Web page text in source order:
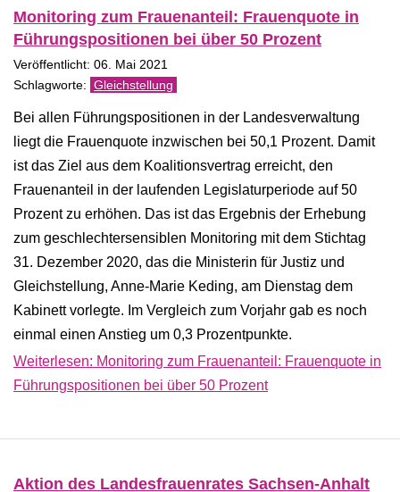
Monitoring zum Frauenanteil: Frauenquote in
Führungspositionen bei über 50 Prozent
Veröffentlicht: 06. Mai 2021
Gleichstellung
Bei allen Führungspositionen in der Landesverwaltung
liegt die Frauenquote inzwischen bei 50,1 Prozent. Damit
ist das Ziel aus dem Koalitionsvertrag erreicht, den
Frauenanteil in der laufenden Legislaturperiode auf 50
Prozent zu erhöhen. Das ist das Ergebnis der Erhebung
zum geschlechtersensiblen Monitoring mit dem Stichtag
31. Dezember 2020, das die Ministerin für Justiz und
Gleichstellung, Anne-​Marie Keding, am Dienstag dem
Kabinett vorlegte. Im Vergleich zum Vorjahr gab es noch
einmal einen Anstieg um 0,3 Prozentpunkte.
Weiterlesen: Monitoring zum Frauenanteil: Frauenquote in
Führungspositionen bei über 50 Prozent
Aktion des Landesfrauenrates Sachsen-Anhalt